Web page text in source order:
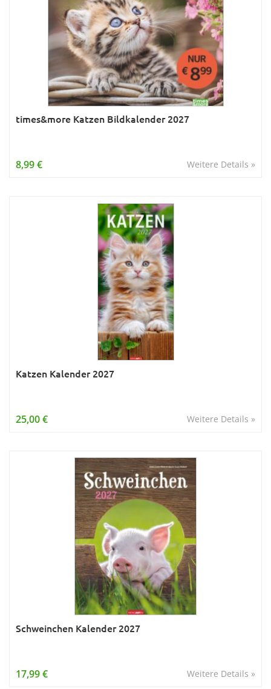
Sprachkalender
Sternzeichen & Mond
Verkehr & Technik
Was ist was
Was ist was; Städte
Young Adult
times&more Katzen Bildkalender 2027
Weitere Details »
8,99 €
Katzen Kalender 2027
Weitere Details »
25,00 €
Schweinchen Kalender 2027
Weitere Details »
17,99 €